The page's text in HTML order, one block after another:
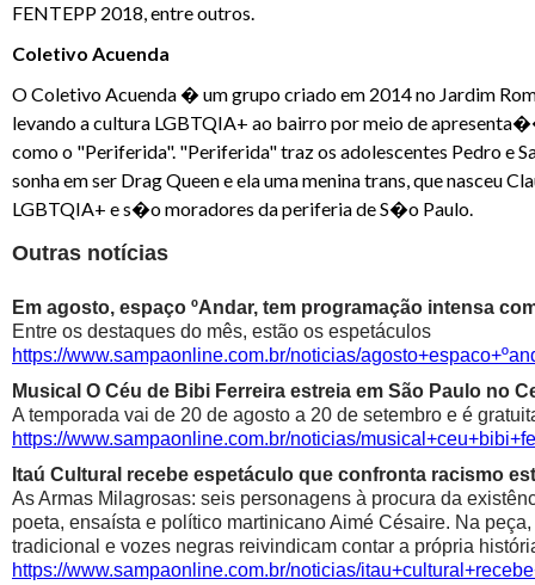
FENTEPP 2018, entre outros.
Coletivo Acuenda
O Coletivo Acuenda � um grupo criado em 2014 no Jardim
levando a cultura LGBTQIA+ ao bairro por meio de
como o "Periferida". "Periferida" traz os adolescentes Pedro e
sonha em ser Drag Queen e ela uma menina trans, que nasceu
LGBTQIA+ e s�o moradores da periferia de S�o Paulo.
Outras notícias
Em agosto, espaço ºAndar, tem programação intensa
Entre os destaques do mês, estão os espetáculos
https://www.sampaonline.com.br/noticias/
Musical O Céu de Bibi Ferreira estreia em São Paulo no
A temporada vai de 20 de agosto a 20 de setembro e é
https://www.sampaonline.com.br/noticias/
Itaú Cultural recebe espetáculo que confronta racismo
As Armas Milagrosas: seis personagens à procura da
poeta, ensaísta e político martinicano Aimé Césaire. Na
tradicional e vozes negras reivindicam contar a própria
https://www.sampaonline.com.br/noticias/